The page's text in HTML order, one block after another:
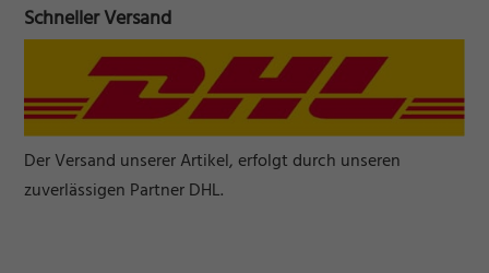
Schneller Versand
Der Versand unserer Artikel, erfolgt durch unseren
zuverlässigen Partner DHL.